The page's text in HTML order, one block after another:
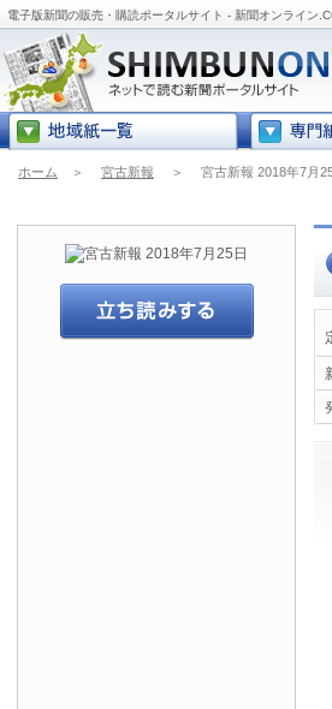
電子版新聞の販売・購読ポータルサイト - 新聞オンライン
ホーム ＞ 宮古新報 ＞ 宮古新報 2018年7月